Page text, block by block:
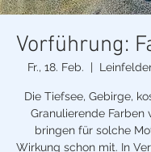
Vorführung:
Fr., 18. Feb.
  |
Die Tiefsee, Gebirge,
Granulierende Farben
bringen für solche
Wirkung schon mit. In